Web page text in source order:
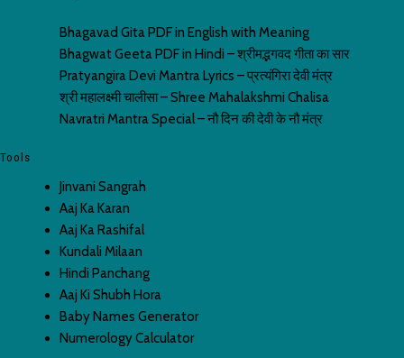
Bhagavad Gita PDF in English with Meaning
Bhagwat Geeta PDF in Hindi – श्रीमद्भगवद गीता का सार
Pratyangira Devi Mantra Lyrics – प्रत्यंगिरा देवी मंत्र
श्री महालक्ष्मी चालीसा – Shree Mahalakshmi Chalisa
Navratri Mantra Special – नौ दिन की देवी के नौ मंत्र
Tools
Jinvani Sangrah
Aaj Ka Karan
Aaj Ka Rashifal
Kundali Milaan
Hindi Panchang
Aaj Ki Shubh Hora
Baby Names Generator
Numerology Calculator